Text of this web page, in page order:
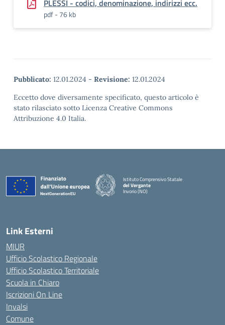
PLESSI - codici, denominazione, indirizzi ecc.
pdf - 76 kb
Pubblicato: 12.01.2024 - Revisione: 12.01.2024
Eccetto dove diversamente specificato, questo articolo è
stato rilasciato sotto Licenza Creative Commons
Attribuzione 4.0 Italia.
Istituto Comprensivo Statale
del Vergante
Invorio (NO)
Link Esterni
MIUR
Ufficio Scolastico Regionale
Ufficio Scolastico Territoriale
Scuola in Chiaro
Iscrizioni On Line
Invalsi
Comune